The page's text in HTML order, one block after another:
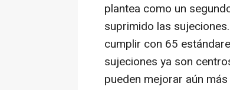
plantea como un
suprimido las
cumplir con 65
sujeciones ya son
pueden mejorar aún